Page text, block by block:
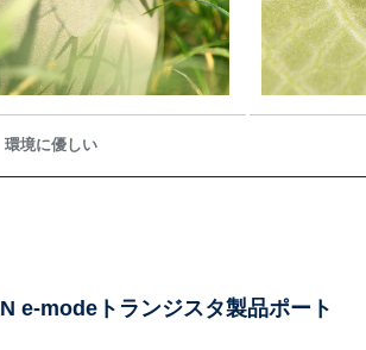
環境に優しい
e-modeトランジスタ製品ポート